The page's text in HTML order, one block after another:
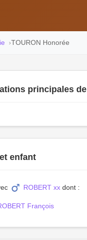
TOURON Honorée
principales de
enfant
ROBERT xx dont :
François